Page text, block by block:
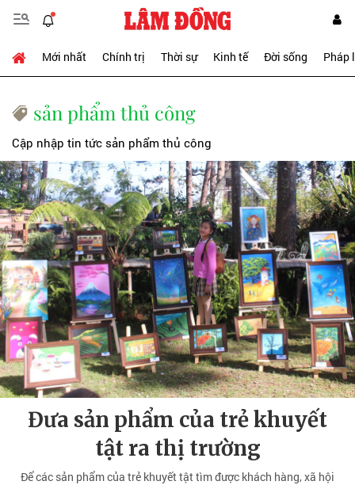
Mới nhất Chính trị Thời sự Kinh tế Đời sống Pháp
sản phẩm thủ công
Cập nhập tin tức sản phẩm thủ công
Đưa sản phẩm của trẻ khuyết
tật ra thị trường
Để các sản phẩm của trẻ khuyết tật tìm được khách hàng, xã hội